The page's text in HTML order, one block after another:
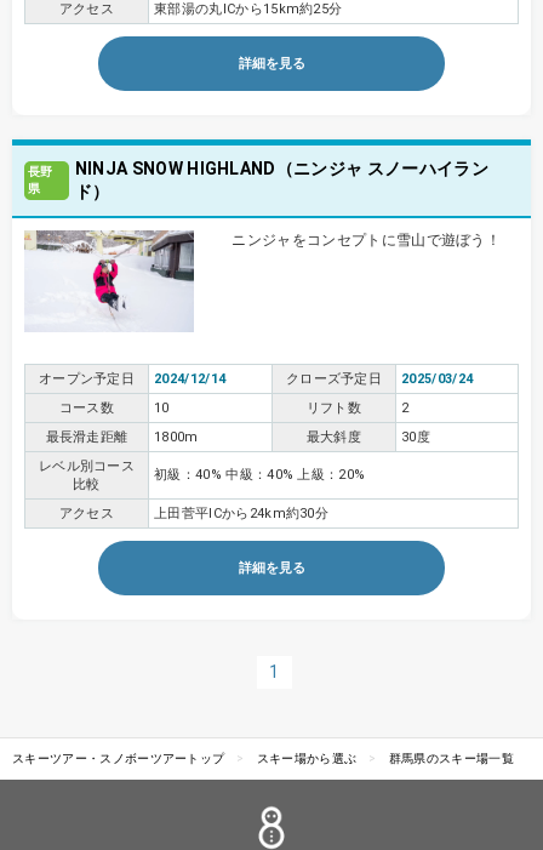
アクセス 東部湯の丸ICから15km約25分
詳細を見る
長野
県
NINJA SNOW HIGHLAND（ニンジャ スノーハイラン
ド）
ニンジャをコンセプトに雪山で遊ぼう！
オープン予定日 2024/12/14 クローズ予定日
2025/03/24
コース数
10 リフト数
2
最長滑走距離
1800m 最大斜度
30度
レベル別コース
比較
初級：40% 中級：40% 上級：20%
アクセス 上田菅平ICから24km約30分
詳細を見る
1
スキーツアー・スノボーツアートップ スキー場から選ぶ 群馬県のスキー場一覧